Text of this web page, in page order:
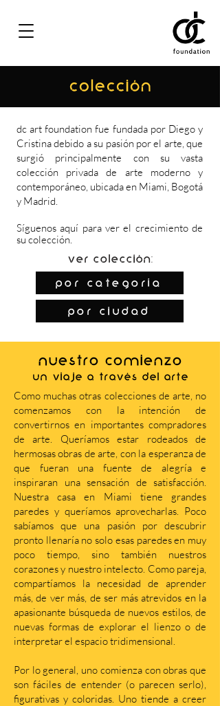
COLECCIÓN
dc art foundation fue fundada por Diego y
Cristina debido a su pasión por el arte, que
surgió principalmente con su vasta
colección privada de arte moderno y
contemporáneo, ubicada en Miami, Bogotá
y Madrid.
Síguenosaquí para ver el crecimiento de
su colección.
Ver colección:
por categoría
por ciudad
NUESTRO COMIENZO
Un viaje a través del arte
Como muchas otras colecciones de arte, no
comenzamos con la intención de
convertirnos en importantes compradores
de arte. Queríamos estar rodeados de
hermosas obras de arte, con la esperanza de
que fueran una fuente de alegría e
inspiraran una sensación de satisfacción.
Nuestra casa en Miami tiene grandes
paredes y queríamos aprovecharlas. Poco
sabíamos que una pasión por descubrir
pronto llenaría no solo esas paredes en muy
poco tiempo, sino también nuestros
corazones y nuestro intelecto. Como pareja,
compartíamos la necesidad de aprender
más, de ver más, de ser más atrevidos en la
apasionante búsqueda de nuevos estilos, de
nuevas formas de explorar el lienzo o de
interpretar el espacio tridimensional.
Por lo general, uno comienza con obras que
son fáciles de entender (o parecen serlo),
figurativas y coloridas. Uno tiende a creer